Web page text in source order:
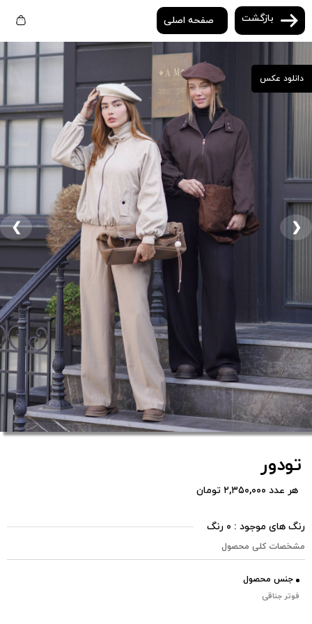
بازگشت صفحه اصلی
دانلود عکس
❮ ❯
تودور
هر عدد ۲,۳۵۰,۰۰۰ تومان
رنگ های موجود : ۰ رنگ
مشخصات کلی محصول
جنس محصول
فوتر جناقی